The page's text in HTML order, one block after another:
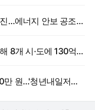
한일, 원유·석유제품 스와프 추진…에너지 안보 공조 강화
고용부, 중동전쟁 여파 대응 위해 8개 시·도에 130억 원 긴급 투입
월 10만 원 저축 시 3년 뒤 1440만 원…'청년내일저축계좌' 신규 모집